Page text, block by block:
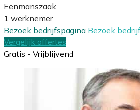
Eenmanszaak
1 werknemer
Bezoek bedrijfspagina Bezoek
Vergelijk offertes
Gratis - Vrijblijvend